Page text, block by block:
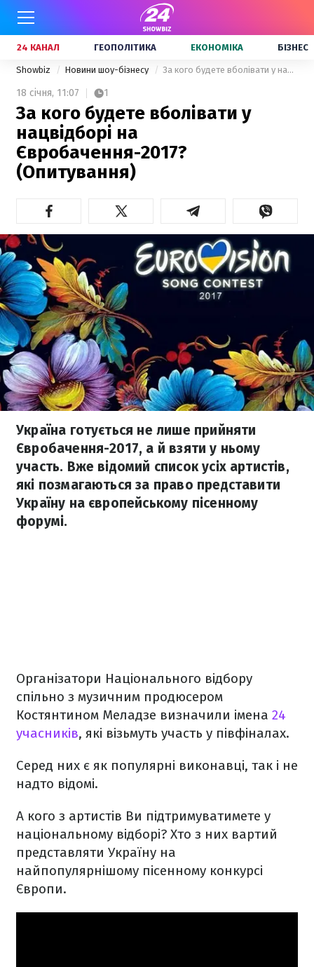
24 КАНАЛ ГЕОПОЛІТИКА ЕКОНОМІКА БІЗНЕС
Showbiz Новини шоу-бізнесу За кого будете вболівати у нацвідборі на Євробачення-2017? (Опитування)
18 січня, 11:07 1
За кого будете вболівати у
нацвідборі на
Євробачення-2017?
(Опитування)
Україна готується не лише прийняти
Євробачення-2017, а й взяти у ньому
участь. Вже відомий список усіх артистів,
які позмагаються за право представити
Україну на європейському пісенному
форумі.
Організатори Національного відбору
спільно з музичним продюсером
Костянтином Меладзе визначили імена 24
учасників, які візьмуть участь у півфіналах.
Серед них є як популярні виконавці, так і не
надто відомі.
А кого з артистів Ви підтримуватимете у
національному відборі? Хто з них вартий
представляти Україну на
найпопулярнішому пісенному конкурсі
Європи.